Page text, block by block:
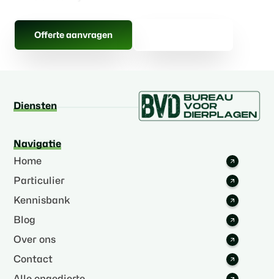
Offerte aanvragen
Diensten
Navigatie
Home
Particulier
Kennisbank
Blog
Over ons
Contact